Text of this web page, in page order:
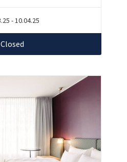
- 10.04.25
Closed